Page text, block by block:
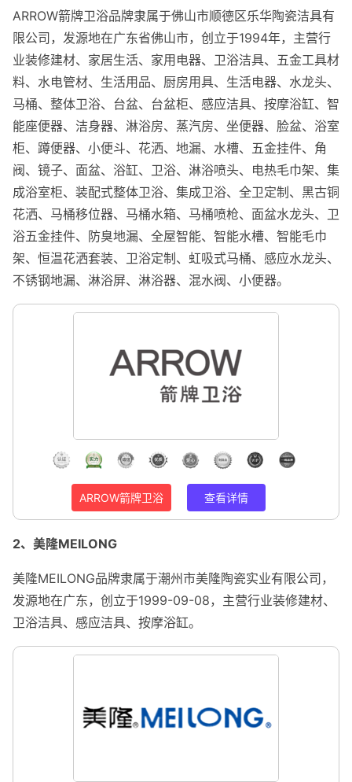
ARROW箭牌卫浴品牌隶属于佛山市顺德区乐华陶瓷洁具有
限公司，发源地在广东省佛山市，创立于1994年，主营行
业装修建材、家居生活、家用电器、卫浴洁具、五金工具材
料、水电管材、生活用品、厨房用具、生活电器、水龙头、
马桶、整体卫浴、台盆、台盆柜、感应洁具、按摩浴缸、智
能座便器、洁身器、淋浴房、蒸汽房、坐便器、脸盆、浴室
柜、蹲便器、小便斗、花洒、地漏、水槽、五金挂件、角
阀、镜子、面盆、浴缸、卫浴、淋浴喷头、电热毛巾架、集
成浴室柜、装配式整体卫浴、集成卫浴、全卫定制、黑古铜
花洒、马桶移位器、马桶水箱、马桶喷枪、面盆水龙头、卫
浴五金挂件、防臭地漏、全屋智能、智能水槽、智能毛巾
架、恒温花洒套装、卫浴定制、虹吸式马桶、感应水龙头、
不锈钢地漏、淋浴屏、淋浴器、混水阀、小便器。
ARROW箭牌卫浴 查看详情
2、美隆MEILONG
美隆MEILONG品牌隶属于潮州市美隆陶瓷实业有限公司，
发源地在广东，创立于1999-09-08，主营行业装修建材、
卫浴洁具、感应洁具、按摩浴缸。